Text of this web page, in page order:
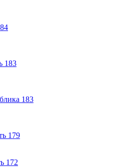
183
183
179
172